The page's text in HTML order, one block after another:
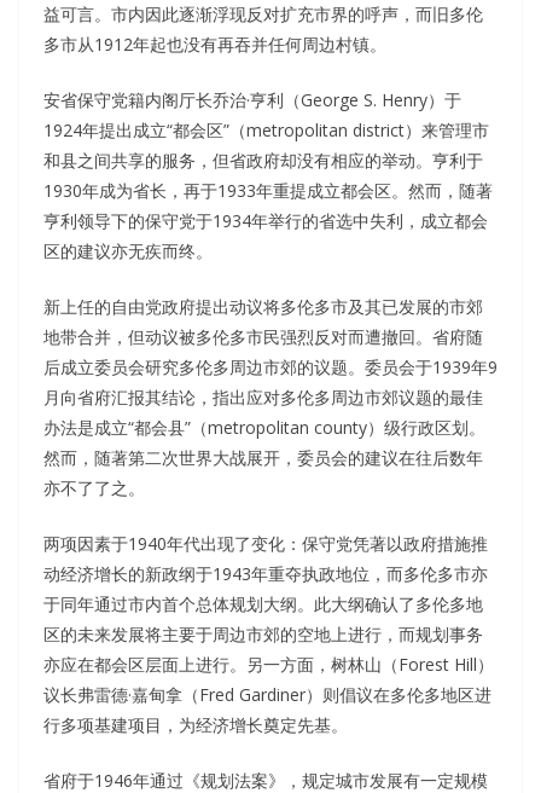
益可言。市内因此逐渐浮现反对扩充市界的呼声，而旧多伦
多市从1912年起也没有再吞并任何周边村镇。
安省保守党籍内阁厅长乔治·亨利（George S. Henry）于
1924年提出成立“都会区”（metropolitan district）来管理市
和县之间共享的服务，但省政府却没有相应的举动。亨利于
1930年成为省长，再于1933年重提成立都会区。然而，随著
亨利领导下的保守党于1934年举行的省选中失利，成立都会
区的建议亦无疾而终。
新上任的自由党政府提出动议将多伦多市及其已发展的市郊
地带合并，但动议被多伦多市民强烈反对而遭撤回。省府随
后成立委员会研究多伦多周边市郊的议题。委员会于1939年9
月向省府汇报其结论，指出应对多伦多周边市郊议题的最佳
办法是成立“都会县”（metropolitan county）级行政区划。
然而，随著第二次世界大战展开，委员会的建议在往后数年
亦不了了之。
两项因素于1940年代出现了变化：保守党凭著以政府措施推
动经济增长的新政纲于1943年重夺执政地位，而多伦多市亦
于同年通过市内首个总体规划大纲。此大纲确认了多伦多地
区的未来发展将主要于周边市郊的空地上进行，而规划事务
亦应在都会区层面上进行。另一方面，树林山（Forest Hill）
议长弗雷德·嘉甸拿（Fred Gardiner）则倡议在多伦多地区进
行多项基建项目，为经济增长奠定先基。
省府于1946年通过《规划法案》，规定城市发展有一定规模